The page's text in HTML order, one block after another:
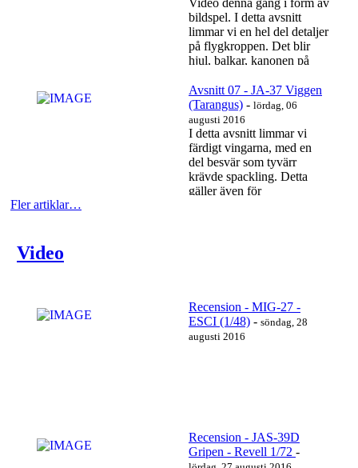
bildspel. I detta avsnitt
limmar vi en hel del detaljer
på flygkroppen. Det blir
hjul, balkar, kanonen på
Läs mer…
Avsnitt 07 - JA-37 Viggen
(Tarangus) - lördag, 06
augusti 2016
I detta avsnitt limmar vi
färdigt vingarna, med en
del besvär som tyvärr
krävde spackling. Detta
gäller även för
Fler artiklar…
Video
Recension - MIG-27 -
ESCI (1/48) - söndag, 28
augusti 2016
Recension - JAS-39D
Gripen - Revell 1/72 -